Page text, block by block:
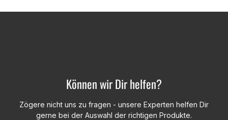
Können wir Dir helfen?
Zögere nicht uns zu fragen - unsere Experten helfen Dir
gerne bei der Auswahl der richtigen Produkte.